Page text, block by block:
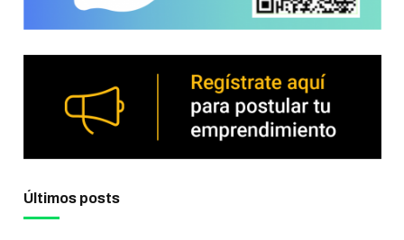
Últimos posts